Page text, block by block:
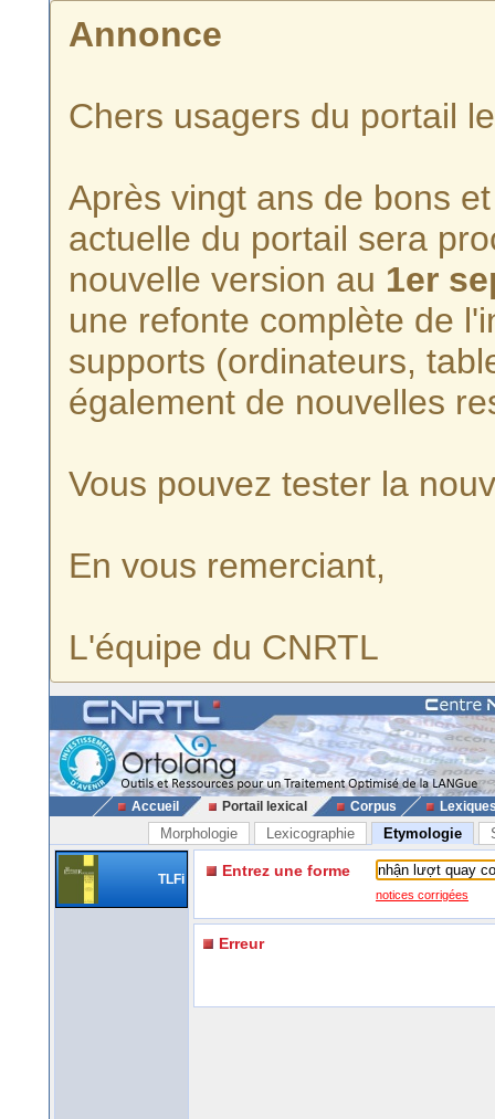
Annonce
Chers usagers du portail
Après vingt ans de bons
actuelle du portail sera
nouvelle version au 1er
une refonte complète de
supports (ordinateurs,
également de nouvelles
Vous pouvez tester la
En vous remerciant,
L'équipe du CNRTL
Accueil Portail lexical Corpus
Morphologie Lexicographie Etymologie
TLFi Entrez une forme
notices corrigées
Erreur